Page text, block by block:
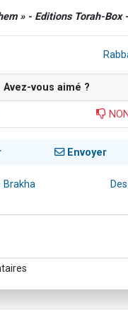
» - Editions Torah-
Avez-vous aimé ?
Envoyer